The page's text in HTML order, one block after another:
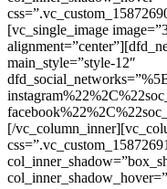
[vc_single_image
main_style=”style-12″
[/